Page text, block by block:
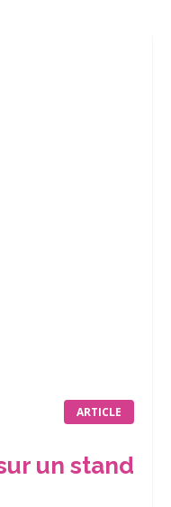
ARTICLE
un stand